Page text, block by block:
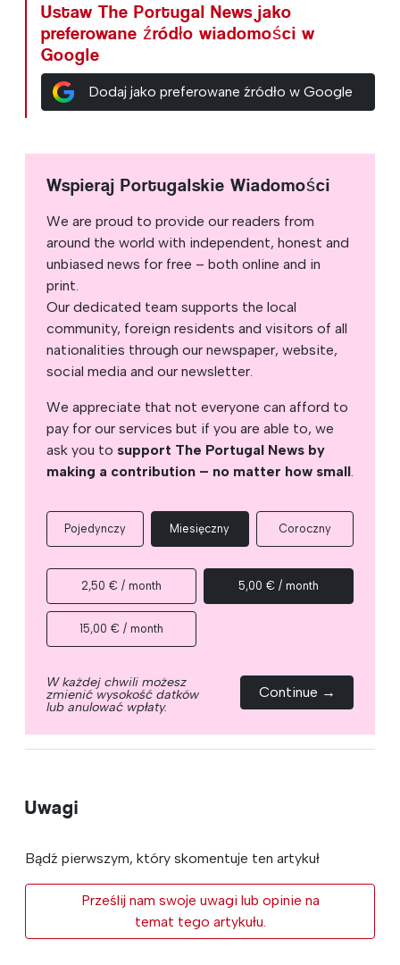
Ustaw The Portugal News jako
preferowane źródło wiadomości w
Google
Dodaj jako preferowane źródło w Google
Wspieraj Portugalskie Wiadomości
We are proud to provide our readers from
around the world with independent, honest and
unbiased news for free – both online and in
print.
Our dedicated team supports the local
community, foreign residents and visitors of all
nationalities through our newspaper, website,
social media and our newsletter.
We appreciate that not everyone can afford to
pay for our services but if you are able to, we
ask you to support The Portugal News by
making a contribution – no matter how small.
Pojedynczy Miesięczny Coroczny
2,50 € / month 5,00 € / month
15,00 € / month
W każdej chwili możesz
zmienić wysokość datków
lub anulować wpłaty.
Continue →
Uwagi
Bądź pierwszym, który skomentuje ten artykuł
Prześlij nam swoje uwagi lub opinie na
temat tego artykułu.